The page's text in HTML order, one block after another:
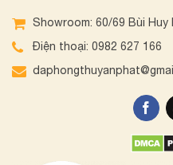
Showroom: 60/69 Bùi Huy
Điện thoại: 0982 627 166